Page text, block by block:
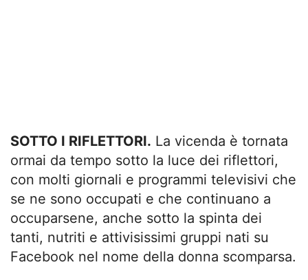
SOTTO I RIFLETTORI. La vicenda è tornata
ormai da tempo sotto la luce dei riflettori,
con molti giornali e programmi televisivi che
se ne sono occupati e che continuano a
occuparsene, anche sotto la spinta dei
tanti, nutriti e attivisissimi gruppi nati su
Facebook nel nome della donna scomparsa.